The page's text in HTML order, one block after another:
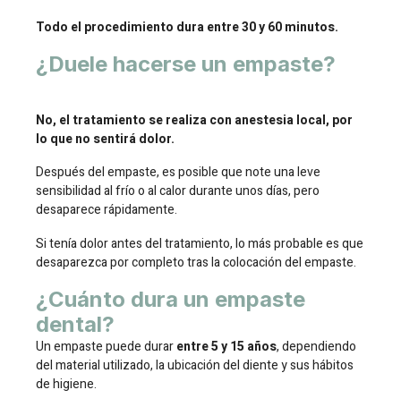
Todo el procedimiento dura entre 30 y 60 minutos.
¿Duele hacerse un empaste?
No, el tratamiento se realiza con anestesia local, por
lo que no sentirá dolor.
Después del empaste, es posible que note una leve
sensibilidad al frío o al calor durante unos días, pero
desaparece rápidamente.
Si tenía dolor antes del tratamiento, lo más probable es que
desaparezca por completo tras la colocación del empaste.
¿Cuánto dura un empaste
dental?
Un empaste puede durarentre 5 y 15 años, dependiendo
del material utilizado, la ubicación del diente y sus hábitos
de higiene.